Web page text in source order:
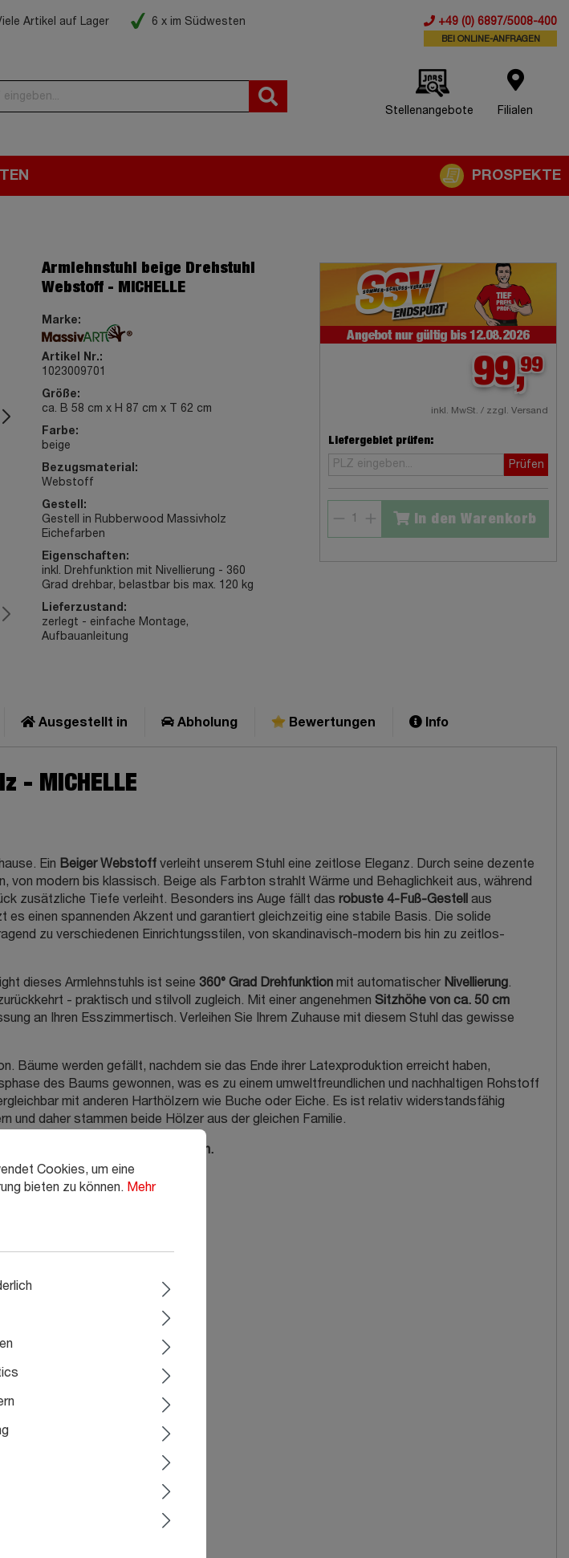
Artikel auf Lager 6 x im Südwesten +49 (0) 6897/5008-400
BEI ONLINE-ANFRAGEN
Stellenangebote Filialen
PROSPEKTE
Armlehnstuhl beige Drehstuhl
Webstoff - MICHELLE
Marke:
Artikel Nr.:
1023009701
Größe:
ca. B 58 cm x H 87 cm x T 62 cm
Farbe:
beige
Bezugsmaterial:
Webstoff
Gestell:
Gestell in Rubberwood Massivholz
Eichefarben
Eigenschaften:
inkl. Drehfunktion mit Nivellierung - 360
Grad drehbar, belastbar bis max. 120 kg
Lieferzustand:
zerlegt - einfache Montage,
Aufbauanleitung
99,99
inkl. MwSt. / zzgl. Versand
Liefergebiet prüfen:
Prüfen
In den Warenkorb
Ausgestellt in Abholung Bewertungen Info
- MICHELLE
Ein Beiger Webstoff verleiht unserem Stuhl eine zeitlose Eleganz. Durch seine dezente
von modern bis klassisch. Beige als Farbton strahlt Wärme und Behaglichkeit aus, während
zusätzliche Tiefe verleiht. Besonders ins Auge fällt das robuste 4-Fuß-Gestell
aus
es einen spannenden Akzent und garantiert gleichzeitig eine stabile Basis. Die solide
zu verschiedenen Einrichtungsstilen, von skandinavisch-modern bis hin zu zeitlos-
dieses Armlehnstuhls ist seine 360° Grad Drehfunktion mit automatischer Nivellierung.
- praktisch und stilvoll zugleich. Mit einer angenehmen Sitzhöhe von ca. 50 cm
an Ihren Esszimmertisch. Verleihen Sie Ihrem Zuhause mit diesem Stuhl das gewisse
Bäume werden gefällt, nachdem sie das Ende ihrer Latexproduktion erreicht haben,
des Baums gewonnen, was es zu einem umweltfreundlichen und nachhaltigen Rohstoff
mit anderen Harthölzern wie Buche oder Eiche. Es ist relativ widerstandsfähig
und daher stammen beide Hölzer aus der gleichen Familie.
lassen Sie sich von uns beraten.
lauwarmes
Verschmutzungen durch Öl
werden. Achten Sie
zu reinigen.
Cookies, um eine
bieten zu können. Mehr